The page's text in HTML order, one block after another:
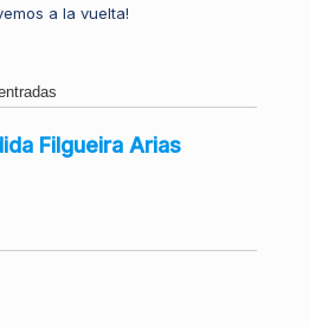
a la vuelta!
Filgueira Arias